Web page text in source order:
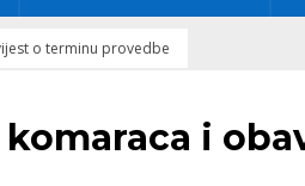
o terminu provedbe
i